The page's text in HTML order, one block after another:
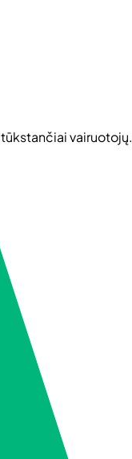
vairuotojų.